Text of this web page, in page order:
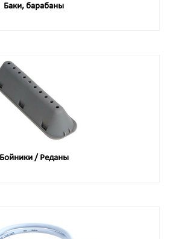
Баки, барабаны
Бойники / Реданы